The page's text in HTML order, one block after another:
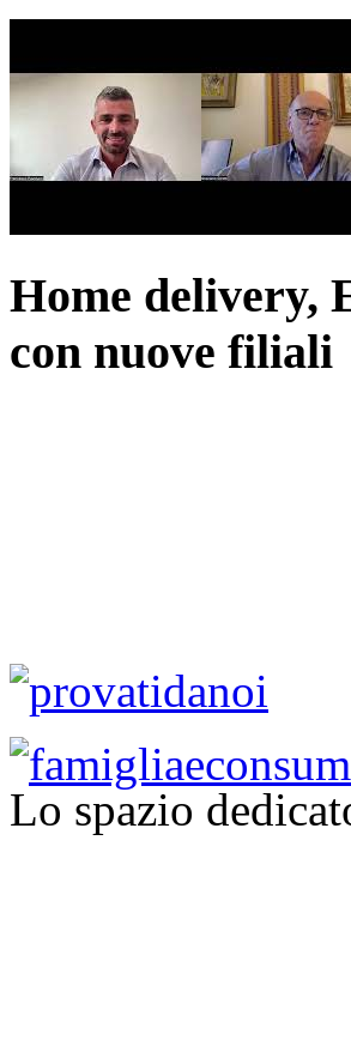
Home delivery,
con nuove filiali
Lo spazio